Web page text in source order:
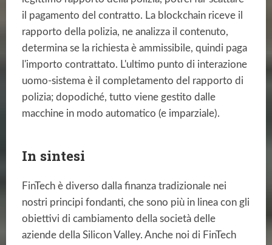
il pagamento del contratto. La blockchain riceve il
rapporto della polizia, ne analizza il contenuto,
determina se la richiesta è ammissibile, quindi paga
l'importo contrattato. L'ultimo punto di interazione
uomo-sistema è il completamento del rapporto di
polizia; dopodiché, tutto viene gestito dalle
macchine in modo automatico (e imparziale).
In sintesi
FinTech è diverso dalla finanza tradizionale nei
nostri principi fondanti, che sono più in linea con gli
obiettivi di cambiamento della società delle
aziende della Silicon Valley. Anche noi di FinTech